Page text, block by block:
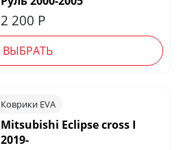
2 200 Р
ВЫБРАТЬ
Коврики EVA
Mitsubishi Eclipse cross I
2019-